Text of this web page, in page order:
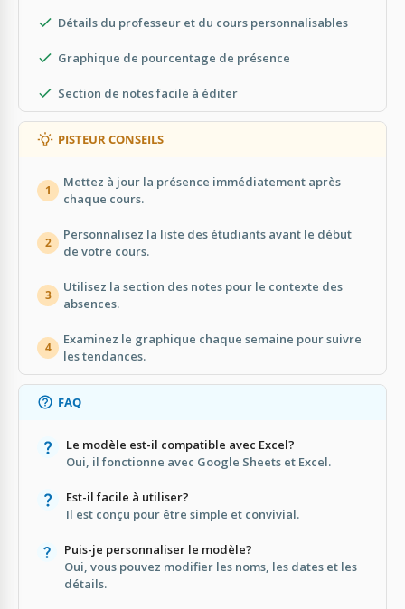
Détails du professeur et du cours personnalisables
Graphique de pourcentage de présence
Section de notes facile à éditer
PISTEUR CONSEILS
1
Mettez à jour la présence immédiatement après
chaque cours.
2
Personnalisez la liste des étudiants avant le début
de votre cours.
3
Utilisez la section des notes pour le contexte des
absences.
4
Examinez le graphique chaque semaine pour suivre
les tendances.
FAQ
Le modèle est-il compatible avec Excel?
Oui, il fonctionne avec Google Sheets et Excel.
Est-il facile à utiliser?
Il est conçu pour être simple et convivial.
Puis-je personnaliser le modèle?
Oui, vous pouvez modifier les noms, les dates et les
détails.